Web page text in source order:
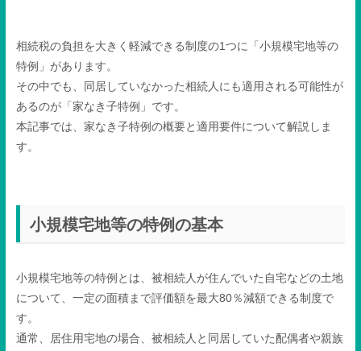
相続税の負担を大きく軽減できる制度の1つに「小規模宅地等の
特例」があります。
その中でも、同居していなかった相続人にも適用される可能性が
あるのが「家なき子特例」です。
本記事では、家なき子特例の概要と適用要件について解説しま
す。
小規模宅地等の特例の基本
小規模宅地等の特例とは、被相続人が住んでいた自宅などの土地
について、一定の面積まで評価額を最大80％減額できる制度で
す。
通常、居住用宅地の場合、被相続人と同居していた配偶者や親族